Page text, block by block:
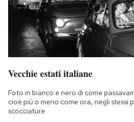
Vecchie estati italiane
Foto in bianco e nero di come
cioè più o meno come ora, negli stessi
scocciature